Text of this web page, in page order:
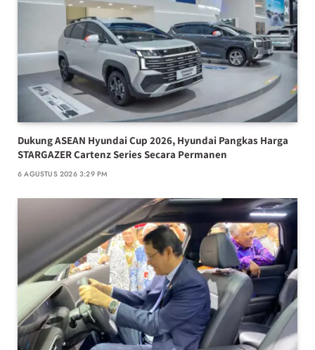
Dukung ASEAN Hyundai Cup 2026, Hyundai Pangkas Harga
STARGAZER Cartenz Series Secara Permanen
6 AGUSTUS 2026 3:29 PM